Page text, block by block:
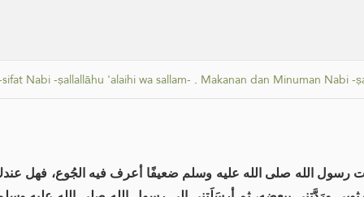
Nabi -ṣallallāhu 'alaihi wa sallam- . Makanan dan Minuman Nabi -
الله صلى الله عليه وسلم ضعيفًا أعرف فيه الجُوع، فهل